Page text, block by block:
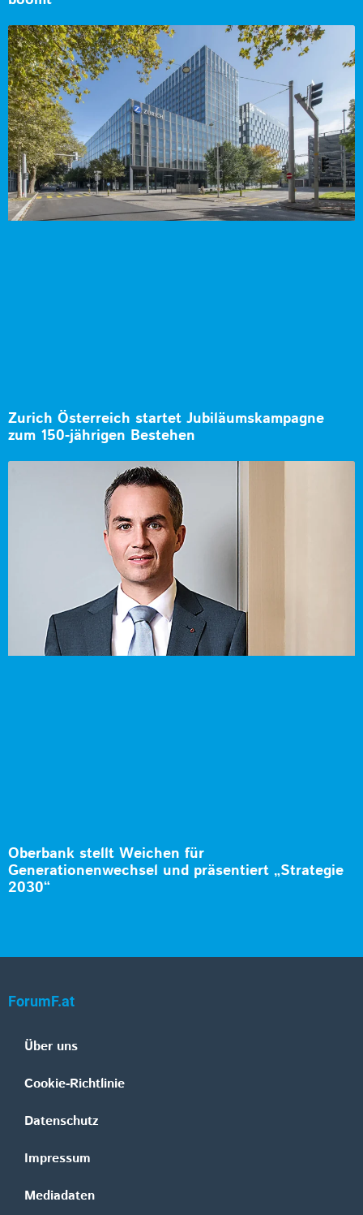
Zurich Österreich startet Jubiläumskampagne
zum 150-jährigen Bestehen
Oberbank stellt Weichen für
Generationenwechsel und präsentiert „Strategie
2030“
ForumF.at
Über uns
Cookie-Richtlinie
Datenschutz
Impressum
Mediadaten